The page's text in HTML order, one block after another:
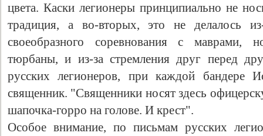
цвета. Каски легионеры принципиально не
традиция, а во-вторых, это не делалось
своеобразного соревнования с маврами,
тюрбаны, и из-за стремления друг перед
русских легионеров, при каждой бандере
священник. "Священники носят здесь
шапочка-горро на голове. И крест".
Особое внимание, по письмам русских